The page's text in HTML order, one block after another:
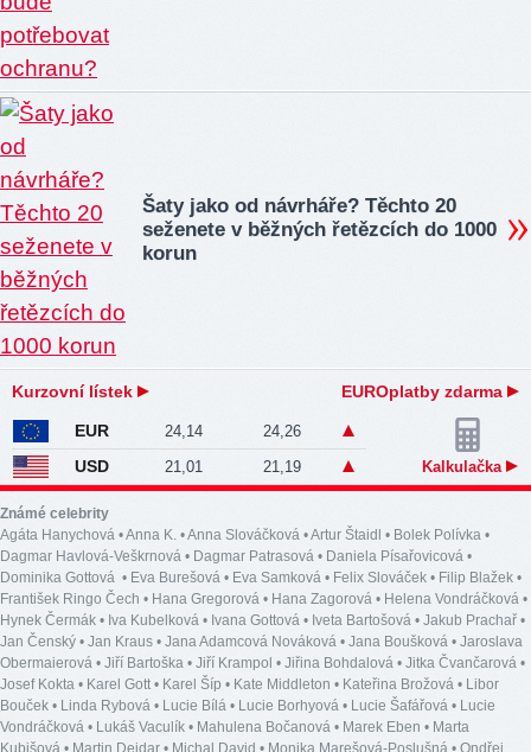
Šaty jako od návrháře? Těchto 20
seženete v běžných řetězcích do 1000
korun
Kurzovní lístek EUROplatby zdarma
EUR 24,14 24,26
USD 21,01 21,19 Kalkulačka
Známé celebrity
Agáta Hanychová •Anna K. •Anna Slováčková •Artur Štaidl • Bolek Polívka •
Dagmar Havlová-Veškrnová • Dagmar Patrasová • Daniela Písařovicová •
Dominika Gottová • Eva Burešová • Eva Samková • Felix Slováček • Filip Blažek •
František Ringo Čech • Hana Gregorová • Hana Zagorová • Helena Vondráčková •
Hynek Čermák • Iva Kubelková • Ivana Gottová • Iveta Bartošová • Jakub Prachař •
Jan Čenský • Jan Kraus • Jana Adamcová Nováková • Jana Boušková • Jaroslava
Obermaierová • Jiří Bartoška • Jiří Krampol • Jiřina Bohdalová • Jitka Čvančarová •
Josef Kokta • Karel Gott• Karel Šíp • Kate Middleton • Kateřina Brožová • Libor
Bouček • Linda Rybová • Lucie Bílá • Lucie Borhyová • Lucie Šafářová • Lucie
Vondráčková • Lukáš Vaculík • Mahulena Bočanová • Marek Eben • Marta